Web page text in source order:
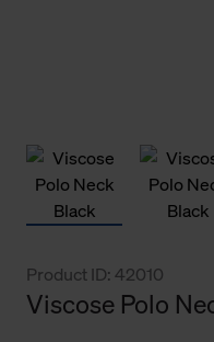
Product ID: 42010
Viscose Polo